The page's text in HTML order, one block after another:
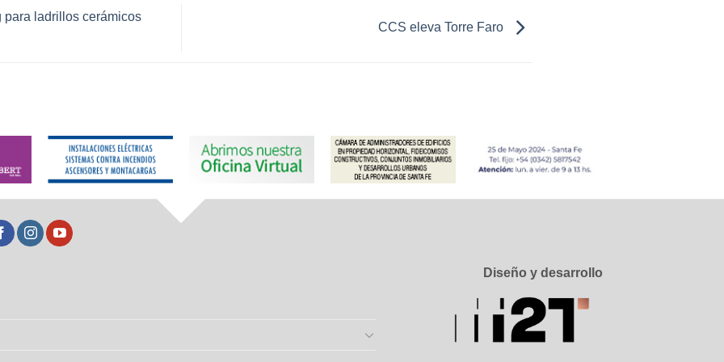
ladrillos cerámicos
CCS eleva Torre Faro
Diseño y desarrollo